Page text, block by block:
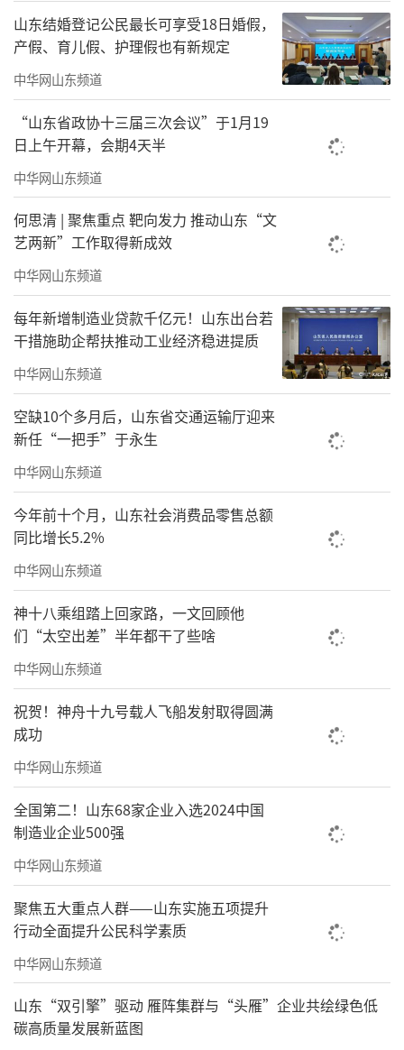
山东结婚登记公民最长可享受18日婚假，
产假、育儿假、护理假也有新规定
中华网山东频道
“山东省政协十三届三次会议”于1月19
日上午开幕，会期4天半
中华网山东频道
何思清 | 聚焦重点 靶向发力 推动山东“文
艺两新”工作取得新成效
中华网山东频道
每年新增制造业贷款千亿元！山东出台若
干措施助企帮扶推动工业经济稳进提质
中华网山东频道
空缺10个多月后，山东省交通运输厅迎来
新任“一把手”于永生
中华网山东频道
今年前十个月，山东社会消费品零售总额
同比增长5.2%
中华网山东频道
神十八乘组踏上回家路，一文回顾他
们“太空出差”半年都干了些啥
中华网山东频道
祝贺！神舟十九号载人飞船发射取得圆满
成功
中华网山东频道
全国第二！山东68家企业入选2024中国
制造业企业500强
中华网山东频道
聚焦五大重点人群——山东实施五项提升
行动全面提升公民科学素质
中华网山东频道
山东“双引擎”驱动 雁阵集群与“头雁”企业共绘绿色低
碳高质量发展新蓝图